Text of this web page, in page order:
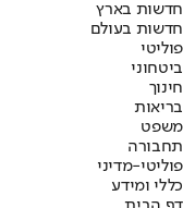
חדשות בארץ
חדשות בעולם
פוליטי
ביטחוני
חינוך
בריאות
משפט
תחבורה
פוליטי-מדיני
כללי ומידע